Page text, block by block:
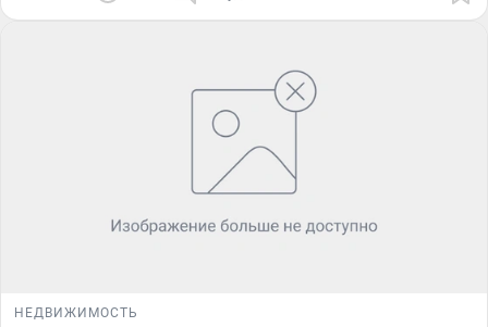
НЕДВИЖИМОСТЬ